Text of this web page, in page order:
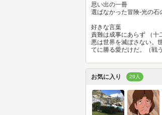
思い出の一冊
選ばなかった冒険-光の
好きな言葉
責難は成事にあらず （十
悪は世界を滅ぼさない。
てに勝る愛だけだ。（戦
お気に入り 29人